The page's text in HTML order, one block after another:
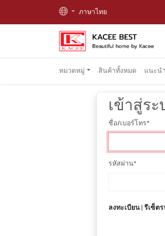
ภาษาไทย
หมวดหมู่ สินค้าทั้งหมด แนะนำ
เข้าสู่ระ
ชื่อ/เบอร์โทร*
รหัสผ่าน*
ลงทะเบียน| รีเซ็ต